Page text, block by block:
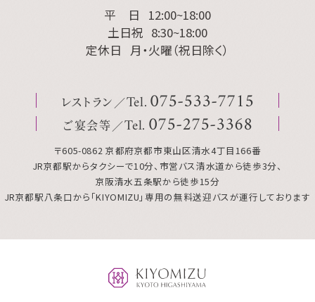
平 日
12:00~18:00
土日祝 8:30~18:00
定休日
月・火曜（祝日除く）
レストラン Tel. 075-533-7715
ご宴会等 Tel. 075-275-3368
〒605-0862 京都府京都市東山区清水4丁目166番
JR京都駅からタクシーで10分、市営バス清水道から徒歩3分、
京阪清水五条駅から徒歩15分
JR京都駅八条口から「KIYOMIZU」専用の無料送迎バスが運行しております